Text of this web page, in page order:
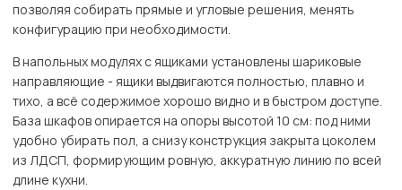
позволяя собирать прямые и угловые решения, менять
конфигурацию при необходимости.
В напольных модулях с ящиками установлены шариковые
направляющие - ящики выдвигаются полностью, плавно и
тихо, а всё содержимое хорошо видно и в быстром доступе.
База шкафов опирается на опоры высотой 10 см: под ними
удобно убирать пол, а снизу конструкция закрыта цоколем
из ЛДСП, формирующим ровную, аккуратную линию по всей
длине кухни.